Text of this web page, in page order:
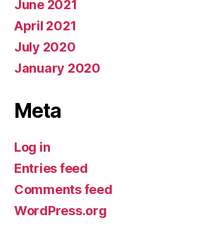
June 2021
April 2021
July 2020
January 2020
Meta
Log in
Entries feed
Comments feed
WordPress.org